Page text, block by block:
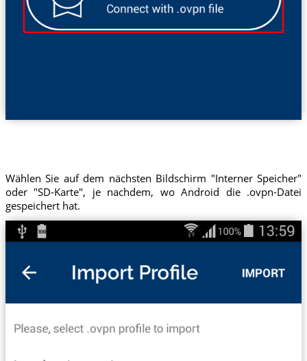
Wählen Sie auf dem nächsten Bildschirm "Interner Speicher"
oder "SD-Karte", je nachdem, wo Android die .ovpn-Datei
gespeichert hat.